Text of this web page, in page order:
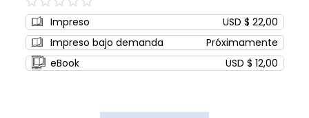
0%
Impreso
USD $ 22,00
Impreso bajo demanda
Próximamente
eBook
USD $ 12,00